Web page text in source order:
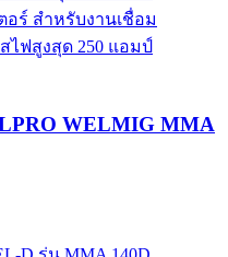
WELMIG MMA